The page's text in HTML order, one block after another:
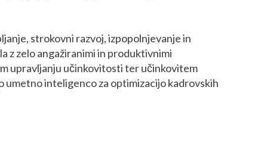
strokovni razvoj, izpopolnjevanje in
z zelo angažiranimi in produktivnimi
upravljanju učinkovitosti ter učinkovitem
umetno inteligenco za optimizacijo kadrovskih